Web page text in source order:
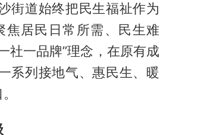
街道始终把民生福祉作为
居民日常所需、民生难
社一品牌”理念，在原有成
系列接地气、惠民生、暖